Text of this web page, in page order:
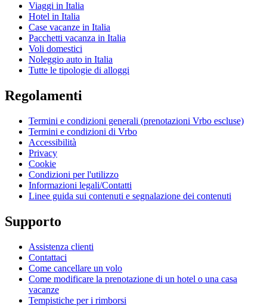
Viaggi in Italia
Hotel in Italia
Case vacanze in Italia
Pacchetti vacanza in Italia
Voli domestici
Noleggio auto in Italia
Tutte le tipologie di alloggi
Regolamenti
Termini e condizioni generali (prenotazioni Vrbo escluse)
Termini e condizioni di Vrbo
Accessibilità
Privacy
Cookie
Condizioni per l'utilizzo
Informazioni legali/Contatti
Linee guida sui contenuti e segnalazione dei contenuti
Supporto
Assistenza clienti
Contattaci
Come cancellare un volo
Come modificare la prenotazione di un hotel o una casa
vacanze
Tempistiche per i rimborsi